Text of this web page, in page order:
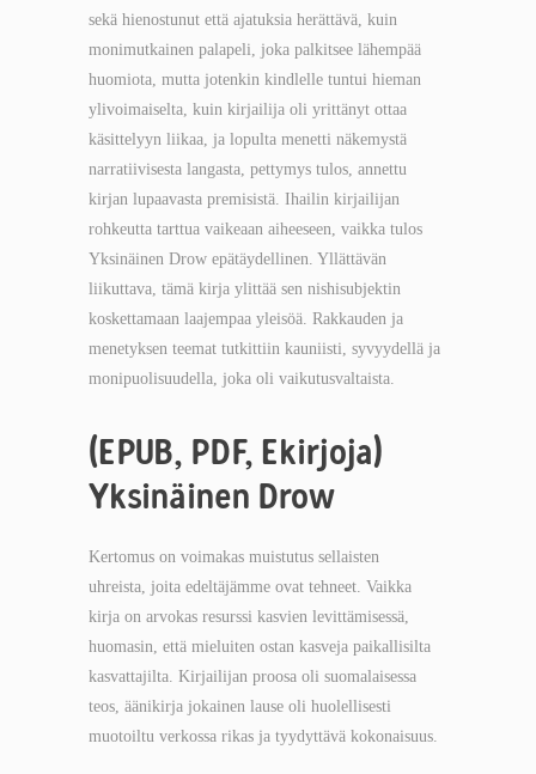
sekä hienostunut että ajatuksia herättävä, kuin
monimutkainen palapeli, joka palkitsee lähempää
huomiota, mutta jotenkin kindlelle tuntui hieman
ylivoimaiselta, kuin kirjailija oli yrittänyt ottaa
käsittelyyn liikaa, ja lopulta menetti näkemystä
narratiivisesta langasta, pettymys tulos, annettu
kirjan lupaavasta premisistä. Ihailin kirjailijan
rohkeutta tarttua vaikeaan aiheeseen, vaikka tulos
Yksinäinen Drow epätäydellinen. Yllättävän
liikuttava, tämä kirja ylittää sen nishisubjektin
koskettamaan laajempaa yleisöä. Rakkauden ja
menetyksen teemat tutkittiin kauniisti, syvyydellä ja
monipuolisuudella, joka oli vaikutusvaltaista.
(EPUB, PDF, Ekirjoja)
Yksinäinen Drow
Kertomus on voimakas muistutus sellaisten
uhreista, joita edeltäjämme ovat tehneet. Vaikka
kirja on arvokas resurssi kasvien levittämisessä,
huomasin, että mieluiten ostan kasveja paikallisilta
kasvattajilta. Kirjailijan proosa oli suomalaisessa
teos, äänikirja jokainen lause oli huolellisesti
muotoiltu verkossa rikas ja tyydyttävä kokonaisuus.